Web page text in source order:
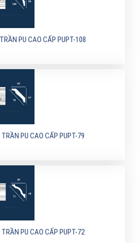
PU CAO CẤP PUPT-108
TRẦN PU CAO CẤP PUPT-79
TRẦN PU CAO CẤP PUPT-72